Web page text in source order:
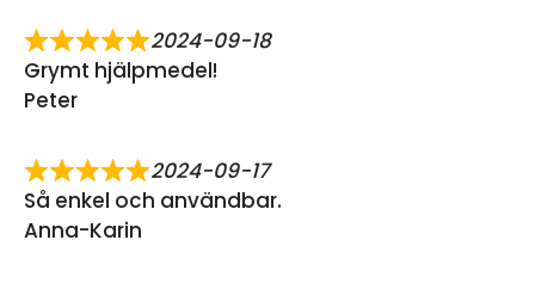
2024-09-18
Grymt hjälpmedel!
Peter
2024-09-17
Så enkel och användbar.
Anna-Karin